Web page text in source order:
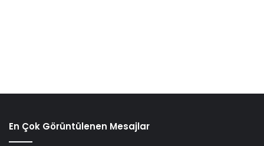
En Çok Görüntülenen Mesajlar